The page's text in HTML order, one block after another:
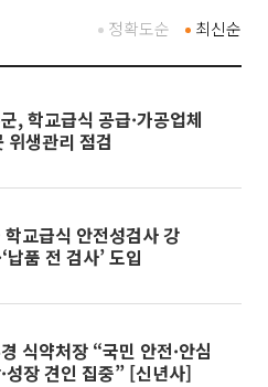
최신순
정확도순
, 학교급식 공급·가공업체
위생관리 점검
학교급식 안전성검사 강
품 전 검사’ 도입
식약처장 “국민 안전·안심
성장 견인 집중” [신년사]